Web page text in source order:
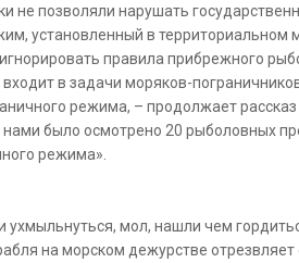
не позволяли нарушать
установленный в территориальном
правила прибрежного
в задачи моряков-
режима, – продолжает
было осмотрено 20 рыболовных
режима».
ухмыльнуться, мол, нашли чем
на морском дежурстве отрезвляет